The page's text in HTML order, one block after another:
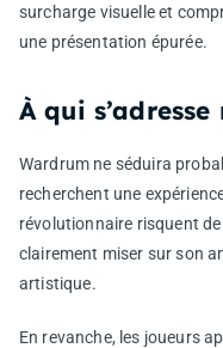
surcharge visuelle et
une présentation épurée.
À qui
Wardrum ne séduira
recherchent une
révolutionnaire risquent
clairement miser sur son
artistique.
En revanche, les joueurs